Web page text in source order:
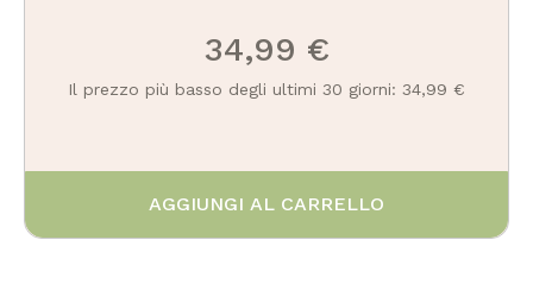
34,99 €
Il prezzo più basso degli ultimi 30 giorni: 34,99 €
AGGIUNGI AL CARRELLO